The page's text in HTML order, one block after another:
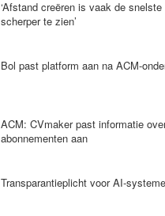
‘Afstand creëren is vaak de
scherper te zien’
Bol past platform aan na ACM-
ACM: CVmaker past informatie
abonnementen aan
Transparantieplicht voor AI-